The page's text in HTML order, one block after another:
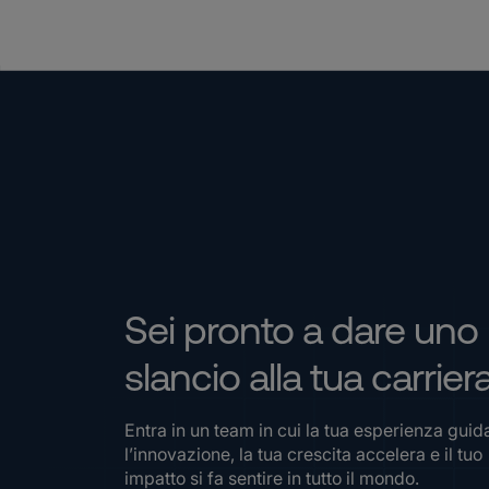
Sei pronto a dare uno
slancio alla tua
Entra in un team in cui la tua esperienza
l’innovazione, la tua crescita accelera e il tuo
impatto si fa sentire in tutto il mondo.